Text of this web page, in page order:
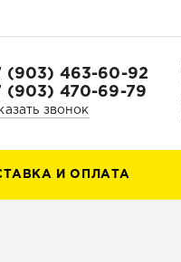
(903) 463-60-92
(903) 470-69-79
звонок
И ОПЛАТА